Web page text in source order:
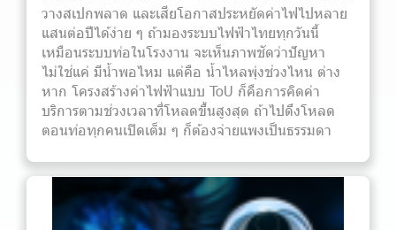
วางสเปกพลาด และเสียโอกาสประหยัดค่าไฟไปหลาย
แสนต่อปีได้ง่าย ๆ ถ้ามองระบบไฟฟ้าไทยทุกวันนี้
เหมือนระบบท่อในโรงงาน จะเห็นภาพชัดว่าปัญหา
ไม่ใช่แค่ มีน้ำพอไหม แต่คือ น้ำไหลพุ่งช่วงไหน ต่าง
หาก โครงสร้างค่าไฟฟ้าแบบ ToU ก็คือการคิดค่า
บริการตามช่วงเวลาที่โหลดขึ้นสูงสุด ถ้าไปดึงโหลด
ตอนท่อทุกคนเปิดเต็ม ๆ ก็ต้องจ่ายแพงเป็นธรรมดา